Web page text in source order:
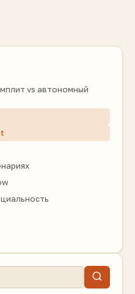
vs автономный